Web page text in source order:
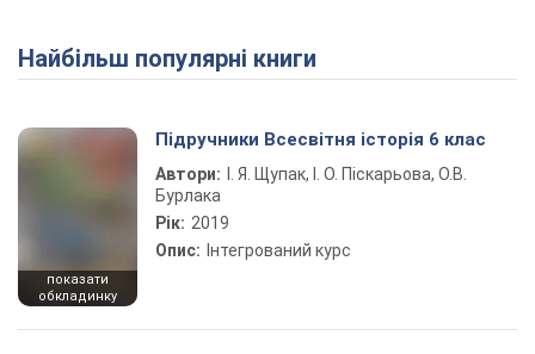
Play Video
Найбільш популярні книги
показати
обкладинку
Підручники Всесвітня історія 6 клас
Автори:
І. Я. Щупак, І. О. Піскарьова, О.В.
Бурлака
Рік: 2019
Опис: Інтегрований курс